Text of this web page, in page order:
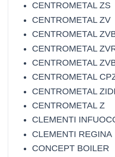
CENTROMETAL ZS
CENTROMETAL ZV
CENTROMETAL
CENTROMETAL
CENTROMETAL
CENTROMETAL
CENTROMETAL
CENTROMETAL Z
CLEMENTI
CLEMENTI REGINA
CONCEPT BOILER